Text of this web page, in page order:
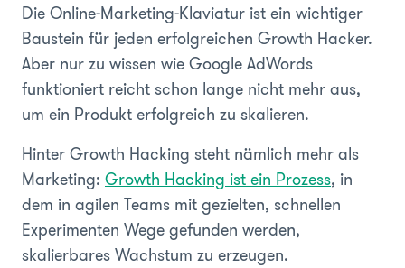
Die Online-Marketing-Klaviatur ist ein wichtiger
Baustein für jeden erfolgreichen Growth Hacker.
Aber nur zu wissen wie Google AdWords
funktioniert reicht schon lange nicht mehr aus,
um ein Produkt erfolgreich zu skalieren.
Hinter Growth Hacking steht nämlich mehr als
Marketing: Growth Hacking ist ein Prozess, in
dem in agilen Teams mit gezielten, schnellen
Experimenten Wege gefunden werden,
skalierbares Wachstum zu erzeugen.